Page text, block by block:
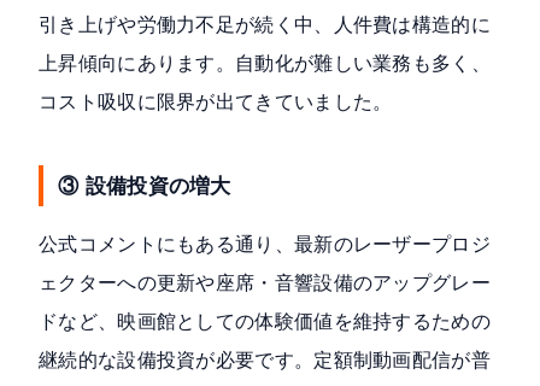
引き上げや労働力不足が続く中、人件費は構造的に
上昇傾向にあります。自動化が難しい業務も多く、
コスト吸収に限界が出てきていました。
③ 設備投資の増大
公式コメントにもある通り、最新のレーザープロジ
ェクターへの更新や座席・音響設備のアップグレー
ドなど、映画館としての体験価値を維持するための
継続的な設備投資が必要です。定額制動画配信が普